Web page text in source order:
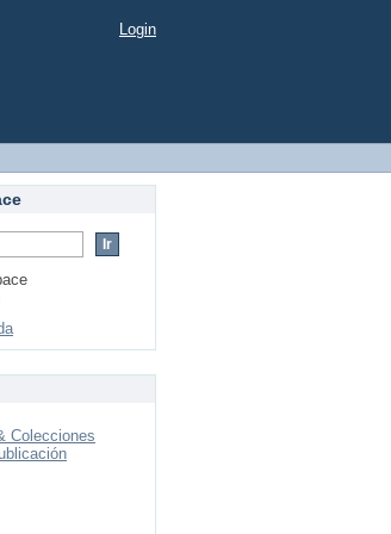
Login
Colecciones